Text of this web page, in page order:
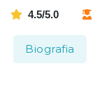
4.5/5.0
Biografia